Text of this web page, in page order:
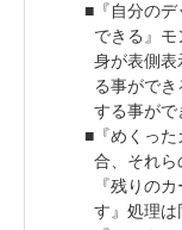
『自分の
できる』
身が表側
る事がで
する事がで
『めくっ
合、それら
『残りの
す』処理は